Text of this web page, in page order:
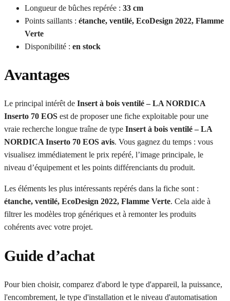
Longueur de bûches repérée : 33 cm
Points saillants : étanche, ventilé, EcoDesign 2022, Flamme
Verte
Disponibilité : en stock
Avantages
Le principal intérêt de Insert à bois ventilé – LA NORDICA
Inserto 70 EOS est de proposer une fiche exploitable pour une
vraie recherche longue traîne de type Insert à bois ventilé – LA
NORDICA Inserto 70 EOS avis. Vous gagnez du temps : vous
visualisez immédiatement le prix repéré, l’image principale, le
niveau d’équipement et les points différenciants du produit.
Les éléments les plus intéressants repérés dans la fiche sont :
étanche, ventilé, EcoDesign 2022, Flamme Verte. Cela aide à
filtrer les modèles trop génériques et à remonter les produits
cohérents avec votre projet.
Guide d’achat
Pour bien choisir, comparez d'abord le type d'appareil, la puissance,
l'encombrement, le type d'installation et le niveau d'automatisation